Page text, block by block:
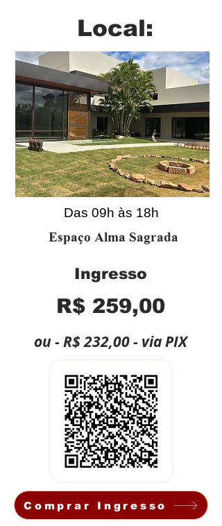
Local:
Das 09h às 18h
Espaço Alma Sagrada
Ingresso
R$ 259,00
ou - R$ 232,00 - via PIX
Comprar Ingresso